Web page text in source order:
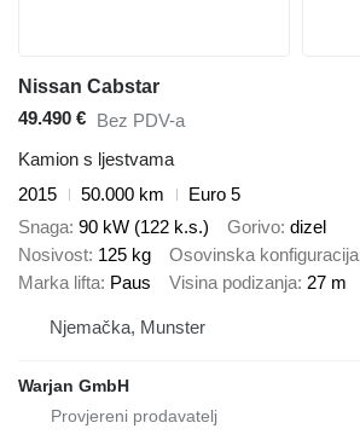
Nissan Cabstar
49.490 € Bez PDV-a
Kamion s ljestvama
2015
50.000 km
Euro 5
Snaga 90 kW (122 k.s.) Gorivo dizel
Nosivost 125 kg Osovinska konfiguracija
Marka lifta Paus Visina podizanja 27 m
Njemačka, Munster
Warjan GmbH